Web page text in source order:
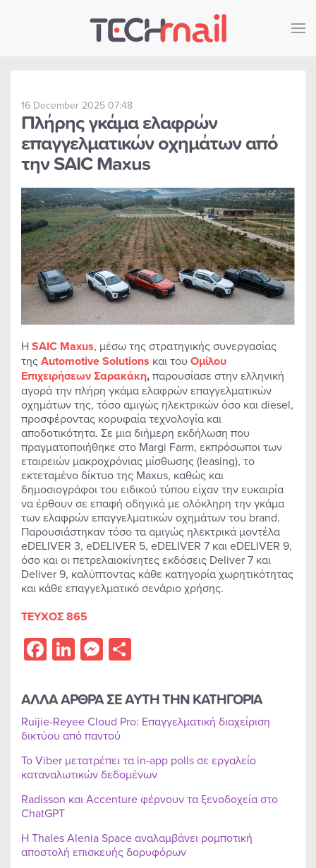
Skip to main content
16 December 2025 07:48
Πλήρης γκάμα ελαφρών
επαγγελματικών οχημάτων από
την SAIC Maxus
ΗSAIC Maxus, μέσω της στρατηγικής συνεργασίας
τηςAutomotive Solutions και τουΟμίλου
Επιχειρήσεων Σαρακάκη,παρουσίασε στην ελληνική
αγορά την πλήρη γκάμα ελαφρών επαγγελματικών
οχημάτων της, τόσο αμιγώς ηλεκτρικών όσο και diesel,
προσφέροντας κορυφαία τεχνολογία και
αποδοτικότητα. Σε μια διήμερη εκδήλωση που
πραγματοποιήθηκε στο Margi Farm, εκπρόσωποι των
εταιρειών μακροχρόνιας μίσθωσης (leasing), το
εκτεταμένο δίκτυο της Maxus, καθώς και
δημοσιογράφοι του ειδικού τύπου είχαν την ευκαιρία
να έρθουν σε επαφή οδηγικά με ολόκληρη την γκάμα
των ελαφρών επαγγελματικών οχημάτων του brand.
Παρουσιάστηκαν τόσο τα αμιγώς ηλεκτρικά μοντέλα
eDELIVER 3, eDELIVER 5, eDELIVER 7 και eDELIVER 9,
όσο και οι πετρελαιοκίνητες εκδόσεις Deliver 7 και
Deliver 9, καλύπτοντας κάθε κατηγορία χωρητικότητας
και κάθε επαγγελματικό σενάριο χρήσης.
ΤΕΥΧΟΣ 865
Facebook
LinkedIn
Messenger
ΑΛΛΑ ΑΡΘΡΑ ΣΕ ΑΥΤΗ ΤΗΝ ΚΑΤΗΓΟΡΙΑ
Ruijie-Reyee Cloud Pro: Επαγγελματική διαχείριση
δικτύου από παντού
Το Viber μετατρέπει τα in-app polls σε εργαλείο
καταναλωτικών δεδομένων
Radisson και Accenture φέρνουν τα ξενοδοχεία στο
ChatGPT
Η Thales Alenia Space αναλαμβάνει ρομποτική
αποστολή επισκευής δορυφόρων